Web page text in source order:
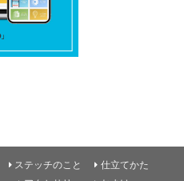
ステッチのこと
仕立てかた